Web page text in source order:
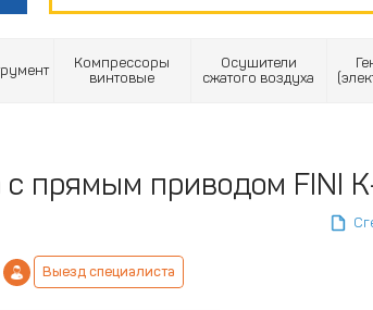
Компрессоры
винтовые
Осушители
сжатого воздуха
прямым приводом FINI
Выезд специалиста